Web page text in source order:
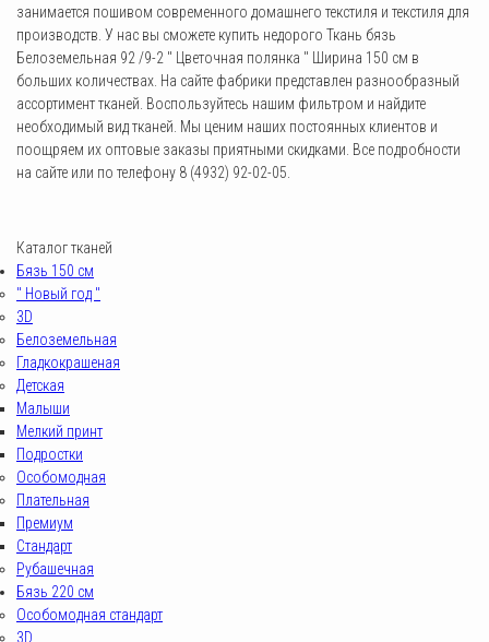
занимается пошивом современного домашнего текстиля и текстиля для
производств. У нас вы сможете купить недорого Ткань бязь
Белоземельная 92 /9-2 " Цветочная полянка " Ширина 150 см в
больших количествах. На сайте фабрики представлен разнообразный
ассортимент тканей. Воспользуйтесь нашим фильтром и найдите
необходимый вид тканей. Мы ценим наших постоянных клиентов и
поощряем их оптовые заказы приятными скидками. Все подробности
на сайте или по телефону 8 (4932) 92-02-05.
Каталог тканей
Бязь 150 см
" Новый год "
3D
Белоземельная
Гладкокрашеная
Детская
Малыши
Мелкий принт
Подростки
Особомодная
Плательная
Премиум
Стандарт
Рубашечная
Бязь 220 см
Особомодная стандарт
3D